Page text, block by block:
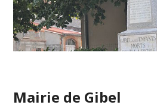
Mairie de Gibel